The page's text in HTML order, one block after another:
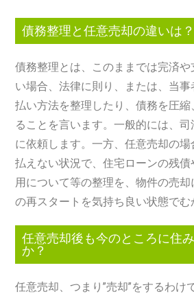
債務整理と任意売却の違いは？
債務整理とは、このままでは完済や
い場合、法律に則り、または、当
払い方法を整理したり、債務を圧
ることを言います。一般的には、
に依頼します。一方、任意売却の
払えない状況で、住宅ローンの残
用について等の整理を、物件の売
の再スタートを気持ち良い状態でむ
任意売却後も今のところに住
か？
任意売却、つまり”売却”をするわけ